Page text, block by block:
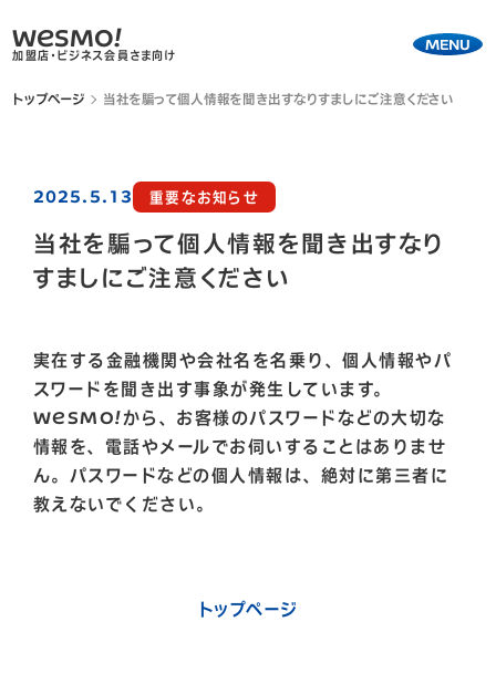
WESMO!
加盟店・ビジネス会員さま向け
MENU
トップページ 当社を騙って個人情報を聞き出すなりすましにご注意ください
2025.5.13 重要なお知らせ
当社を騙って個人情報を聞き出すなり
すましにご注意ください
実在する金融機関や会社名を名乗り、個人情報やパ
スワードを聞き出す事象が発生しています。
WESMO!から、お客様のパスワードなどの大切な
情報を、電話やメールでお伺いすることはありませ
ん。パスワードなどの個人情報は、絶対に第三者に
教えないでください。
トップページ